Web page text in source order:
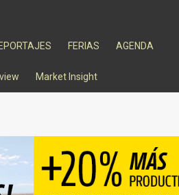
FERIAS AGENDA
Market Insight